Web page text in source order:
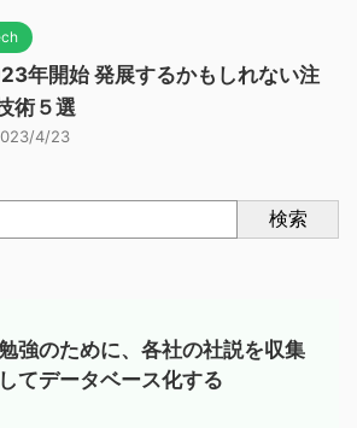
年開始 発展するかもしれない注
術５選
4/23
検索
強のために、各社の社説を収集
してデータベース化する